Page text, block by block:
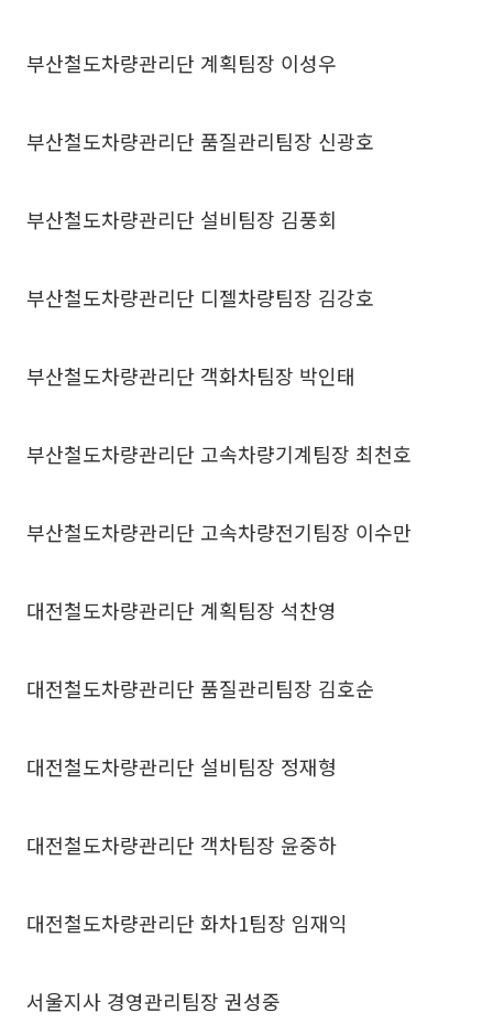
부산철도차량관리단 계획팀장 이성우
부산철도차량관리단 품질관리팀장 신광호
부산철도차량관리단 설비팀장 김풍회
부산철도차량관리단 디젤차량팀장 김강호
부산철도차량관리단 객화차팀장 박인태
부산철도차량관리단 고속차량기계팀장 최천호
부산철도차량관리단 고속차량전기팀장 이수만
대전철도차량관리단 계획팀장 석찬영
대전철도차량관리단 품질관리팀장 김호순
대전철도차량관리단 설비팀장 정재형
대전철도차량관리단 객차팀장 윤중하
대전철도차량관리단 화차1팀장 임재익
서울지사 경영관리팀장 권성중